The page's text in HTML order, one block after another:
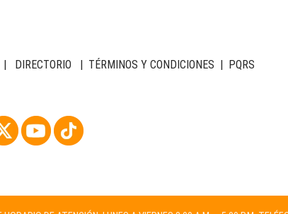
| DIRECTORIO | TÉRMINOS Y CONDICIONES | PQRS